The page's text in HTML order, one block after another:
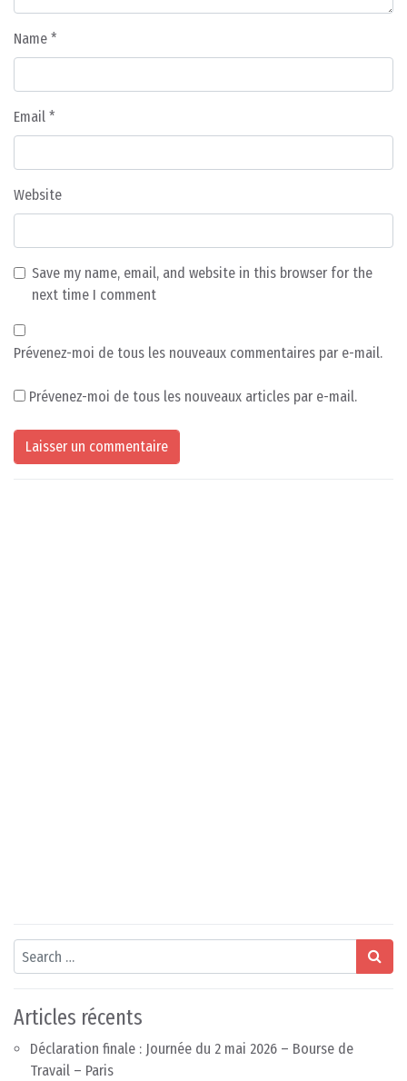
Name *
Email *
Website
Save my name, email, and website in this browser for the
next time I comment
Prévenez-moi de tous les nouveaux commentaires par e-mail.
Prévenez-moi de tous les nouveaux articles par e-mail.
Search
Articles récents
Déclaration finale : Journée du 2 mai 2026 – Bourse de
Travail – Paris